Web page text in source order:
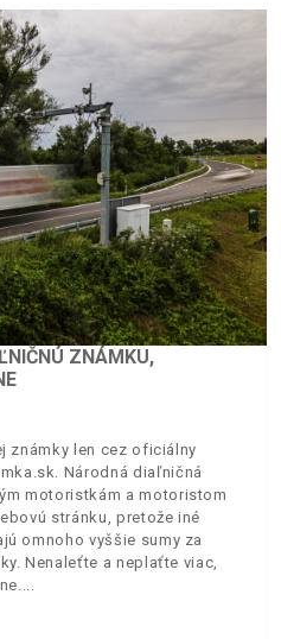
ZNÁMKU,
známky len cez oficiálny
Národná diaľničná
motoristkám a motoristom
stránku, pretože iné
omnoho vyššie sumy za
Nenaleťte a neplaťte viac,